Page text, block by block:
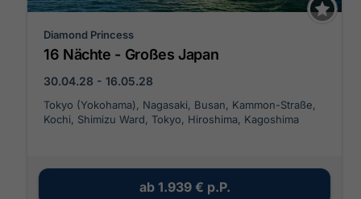
Diamond Princess
16 Nächte - Großes Japan
30.04.28 - 16.05.28
Tokyo (Yokohama), Nagasaki, Busan, Kammon-Straße,
Kochi, Shimizu Ward, Tokyo, Hiroshima, Kagoshima
ab 1.939 € p.P.